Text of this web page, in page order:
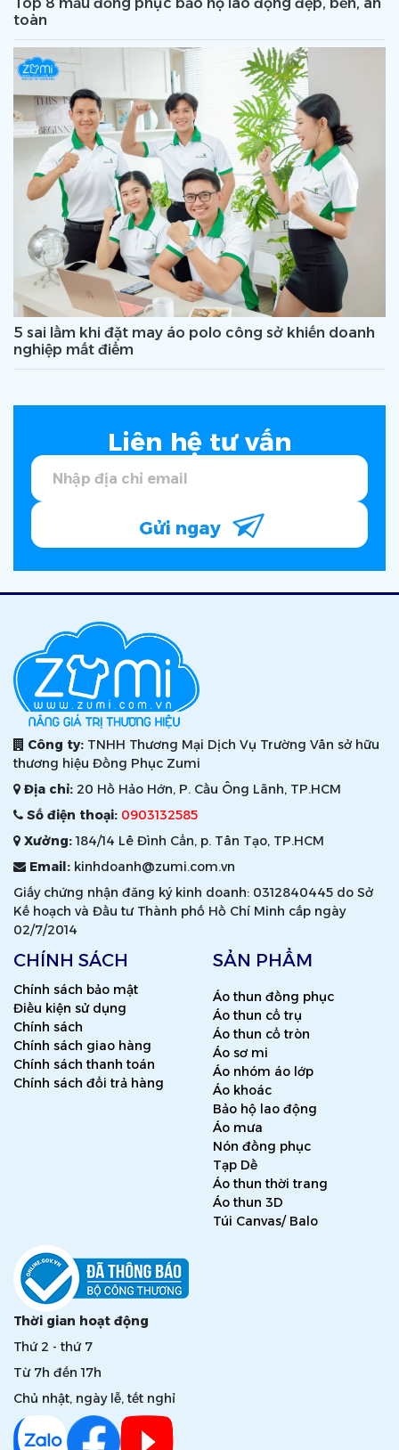
toàn
5 sai lầm khi đặt may áo polo công sở khiến doanh
nghiệp mất điểm
Liên hệ tư vấn
Gửi ngay
Công ty: TNHH Thương Mại Dịch Vụ Trường Vân sở hữu
thương hiệu Đồng Phục Zumi
Địa chỉ: 20 Hồ Hảo Hớn, P. Cầu Ông Lãnh, TP.HCM
Số điện thoại: 0903132585
Xưởng:184/14 Lê Đình Cẩn, p. Tân Tạo, TP.HCM
Email: kinhdoanh@zumi.com.vn
Giấy chứng nhận đăng ký kinh doanh: 0312840445 do Sở
Kế hoạch và Đầu tư Thành phố Hồ Chí Minh cấp ngày
02/7/2014
CHÍNH SÁCH
Chính sách bảo mật
Điều kiện sử dụng
Chính sách
Chính sách giao hàng
Chính sách thanh toán
Chính sách đổi trả hàng
SẢN PHẨM
Áo thun đồng phục
Áo thun cổ trụ
Áo thun cổ tròn
Áo sơ mi
Áo nhóm áo lớp
Áo khoác
Bảo hộ lao động
Áo mưa
Nón đồng phục
Tạp Dề
Áo thun thời trang
Áo thun 3D
Túi Canvas/ Balo
Thời gian hoạt động
Thứ 2 - thứ 7
Từ 7h đến 17h
Chủ nhật, ngày lễ, tết nghỉ